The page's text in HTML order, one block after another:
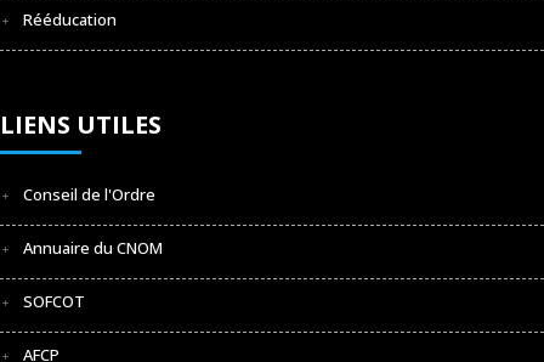
Rééducation
LIENS UTILES
Conseil de l'Ordre
Annuaire du CNOM
SOFCOT
AFCP